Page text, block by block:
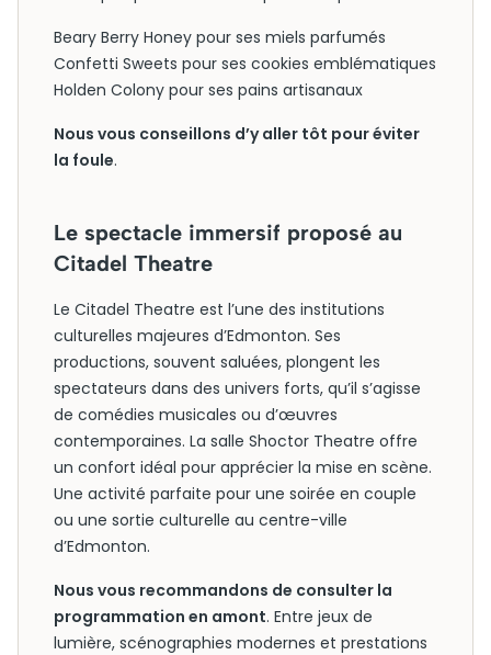
Beary Berry Honey pour ses miels parfumés
Confetti Sweets pour ses cookies emblématiques
Holden Colony pour ses pains artisanaux
Nous vous conseillons d’y aller tôt pour éviter
la foule.
Le spectacle immersif proposé au
Citadel Theatre
Le Citadel Theatre est l’une des institutions
culturelles majeures d’Edmonton. Ses
productions, souvent saluées, plongent les
spectateurs dans des univers forts, qu’il s’agisse
de comédies musicales ou d’œuvres
contemporaines. La salle Shoctor Theatre offre
un confort idéal pour apprécier la mise en scène.
Une activité parfaite pour une soirée en couple
ou une sortie culturelle au centre-ville
d’Edmonton.
Nous vous recommandons de consulter la
programmation en amont. Entre jeux de
lumière, scénographies modernes et prestations